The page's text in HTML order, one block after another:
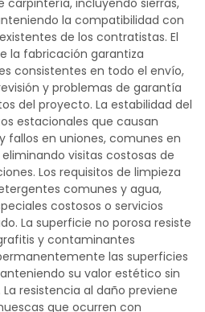
incluyendo sierras,
la compatibilidad con
de los contratistas. El
la fabricación garantiza
consistentes en todo el envío,
y problemas de garantía
del proyecto. La estabilidad del
estacionales que causan
fallos en uniones, comunes en
visitas costosas de
Los requisitos de limpieza
comunes y agua,
costosos o servicios
La superficie no porosa resiste
y contaminantes
las superficies
su valor estético sin
resistencia al daño previene
que ocurren con